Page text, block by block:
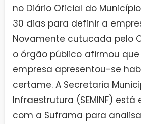
no Diário Oficial do
30 dias para definir a
Novamente cutucada pelo
o órgão público afirmou
empresa apresentou-se
certame. A Secretaria
Infraestrutura (SEMINF)
com a Suframa para